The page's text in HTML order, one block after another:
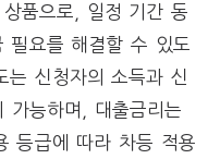
품으로, 일정 기간 동
필요를 해결할 수 있도
는 신청자의 소득과 신
가능하며, 대출금리는
등급에 따라 차등 적용